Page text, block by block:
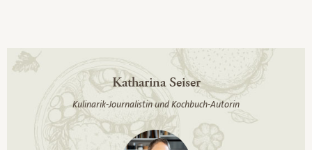
Katharina Seiser
Kulinarik-Journalistin und Kochbuch-Autorin